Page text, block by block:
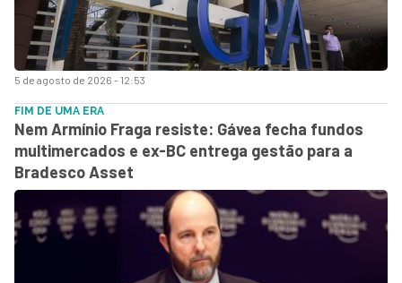
5 de agosto de 2026 - 12:53
FIM DE UMA ERA
Nem Armínio Fraga resiste: Gávea fecha fundos
multimercados e ex-BC entrega gestão para a
Bradesco Asset